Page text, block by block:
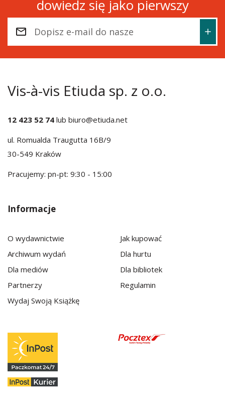
dowiedz się jako pierwszy
Vis-à-vis Etiuda sp. z o.o.
12 423 52 74 lub biuro@etiuda.net
ul. Romualda Traugutta 16B/9
30-549 Kraków
Pracujemy: pn-pt: 9:30 - 15:00
Informacje
O wydawnictwie
Archiwum wydań
Dla mediów
Partnerzy
Wydaj Swoją Książkę
Jak kupować
Dla hurtu
Dla bibliotek
Regulamin